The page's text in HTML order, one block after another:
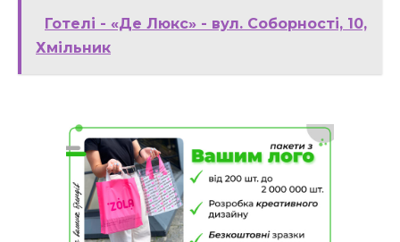
Готелі - «Де Люкс» - вул. Соборності, 10,
Хмільник